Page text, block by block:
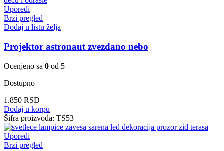
Uporedi
Brzi pregled
Dodaj u listu želja
Projektor astronaut zvezdano nebo
Ocenjeno sa 0 od 5
Dostupno
1.850 RSD
Dodaj u korpu
Šifra proizvoda: TS53
Uporedi
Brzi pregled